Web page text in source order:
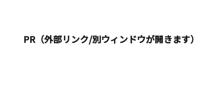
PR（外部リンク/別ウィンドウが開きます）